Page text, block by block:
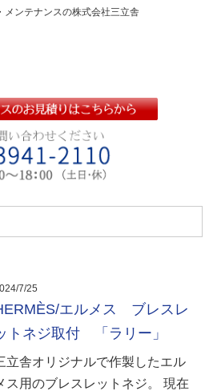
メンテナンスの株式会社三立舎
7/25
エルメス ブレスレ
トネジ取付 「ラリー」
立舎オリジナルで作製したエル
ス用のブレスレットネジ。 現在